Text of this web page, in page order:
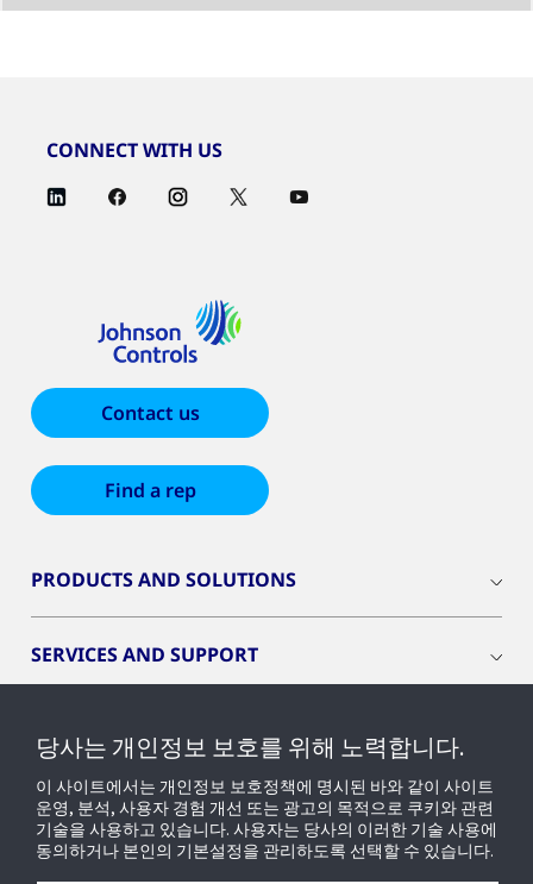
CONNECT WITH US
Contact us
Find a rep
PRODUCTS AND SOLUTIONS
SERVICES AND SUPPORT
OPENBLUE
당사는 개인정보 보호를 위해 노력합니다.
이 사이트에서는 개인정보 보호정책에 명시된 바와 같이 사이트
운영, 분석, 사용자 경험 개선 또는 광고의 목적으로 쿠키와 관련
기술을 사용하고 있습니다. 사용자는 당사의 이러한 기술 사용에
동의하거나 본인의 기본설정을 관리하도록 선택할 수 있습니다.